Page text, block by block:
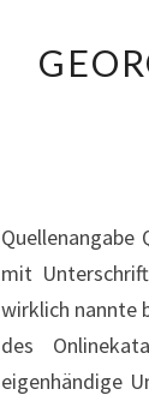
Quellenangabe
mit
wirklich nannte
des
eigenhändige